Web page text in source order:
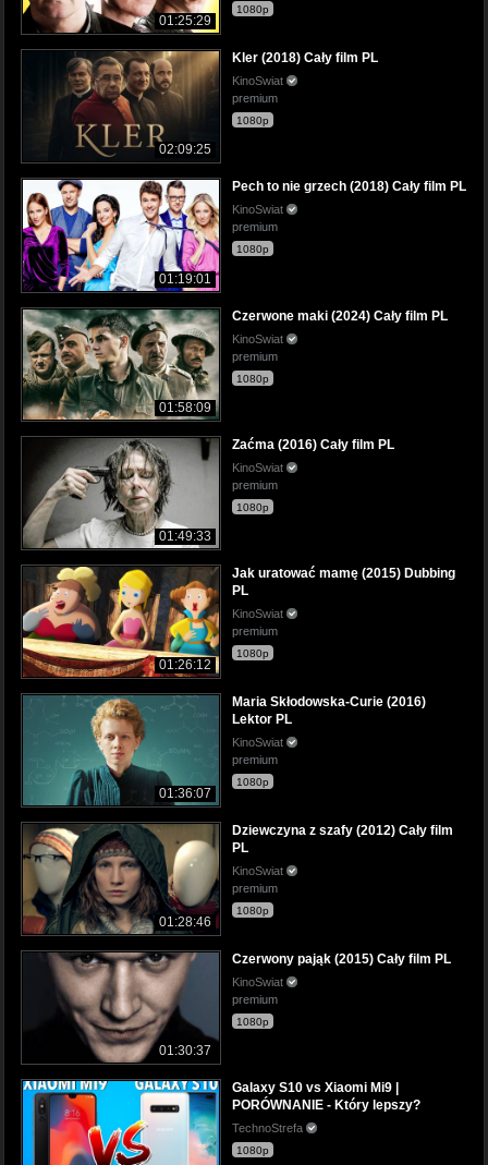
01:25:29
1080p
02:09:25
Kler (2018) Cały film PL
KinoSwiat
premium
1080p
01:19:01
Pech to nie grzech (2018) Cały film PL
KinoSwiat
premium
1080p
01:58:09
Czerwone maki (2024) Cały film PL
KinoSwiat
premium
1080p
01:49:33
Zaćma (2016) Cały film PL
KinoSwiat
premium
1080p
01:26:12
Jak uratować mamę (2015) Dubbing
PL
KinoSwiat
premium
1080p
01:36:07
Maria Skłodowska-Curie (2016)
Lektor PL
KinoSwiat
premium
1080p
01:28:46
Dziewczyna z szafy (2012) Cały film
PL
KinoSwiat
premium
1080p
01:30:37
Czerwony pająk (2015) Cały film PL
KinoSwiat
premium
1080p
Galaxy S10 vs Xiaomi Mi9 |
PORÓWNANIE - Który lepszy?
TechnoStrefa
1080p